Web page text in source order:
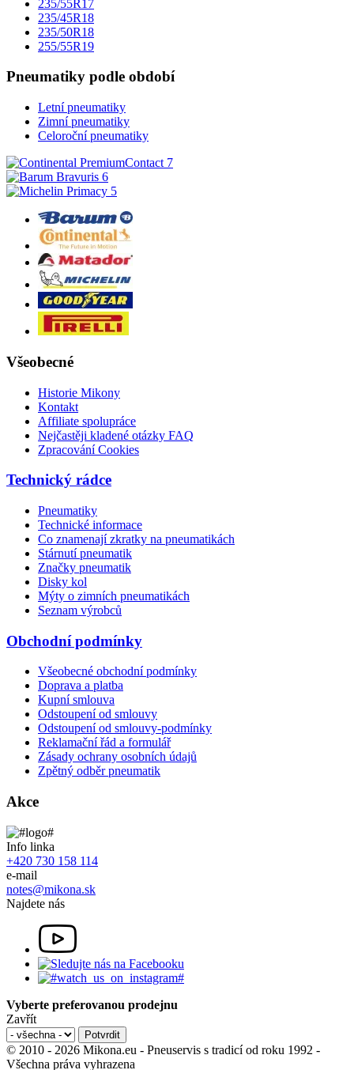
235/55R17
235/45R18
235/50R18
255/55R19
Pneumatiky podle období
Letní pneumatiky
Zimní pneumatiky
Celoroční pneumatiky
Všeobecné
Historie Mikony
Kontakt
Affiliate spolupráce
Nejčastěji kladené otázky FAQ
Zpracování Cookies
Technický rádce
Pneumatiky
Technické informace
Co znamenají zkratky na pneumatikách
Stárnutí pneumatik
Značky pneumatik
Disky kol
Mýty o zimních pneumatikách
Seznam výrobců
Obchodní podmínky
Všeobecné obchodní podmínky
Doprava a platba
Kupní smlouva
Odstoupení od smlouvy
Odstoupení od smlouvy-podmínky
Reklamační řád a formulář
Zásady ochrany osobních údajů
Zpětný odběr pneumatik
Akce
Info linka
+420 730 158 114
e-mail
notes@mikona.sk
Najdete nás
Vyberte preferovanou prodejnu
Zavřít
© 2010 - 2026 Mikona.eu - Pneuservis s tradicí od roku 1992 -
Všechna práva vyhrazena